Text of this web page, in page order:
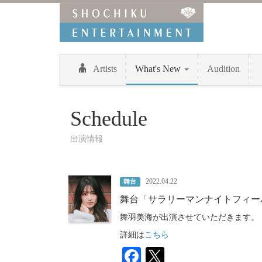
Artists What's New Audition
Schedule
出演情報
舞台 2022.04.22
舞台「サラリーマンナイトフィ
舞羽美海が出演させていただきます。
詳細はこちら